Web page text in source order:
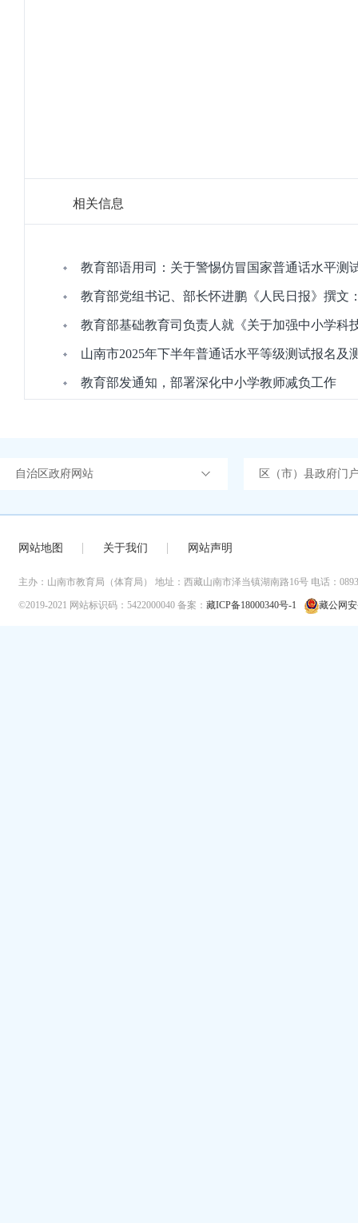
相关信息
教育部语用司：关于警惕仿冒国家普通话水平测
教育部党组书记、部长怀进鹏《人民日报》撰文
教育部基础教育司负责人就《关于加强中小学科
山南市2025年下半年普通话水平等级测试报名及
教育部发通知，部署深化中小学教师减负工作
自治区政府网站 区（市）县政府门
网站地图 关于我们 网站声明
主办：山南市教育局（体育局） 地址：西藏山南市泽当镇湖南路16号 电话：
©2019-2021 网站标识码：5422000040 备案： 藏ICP备18000340号-1 藏公网安